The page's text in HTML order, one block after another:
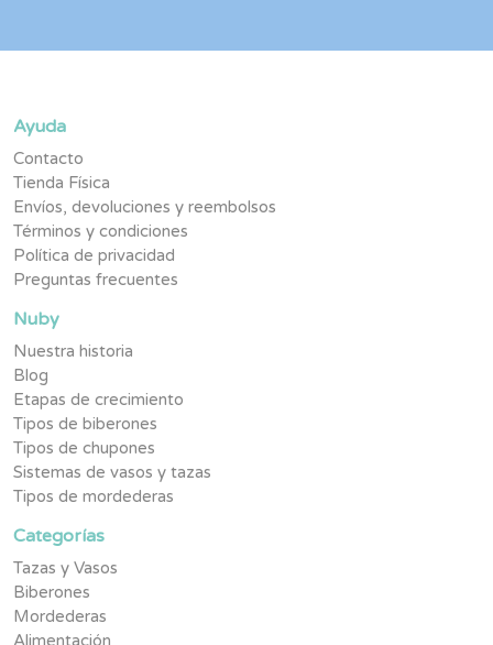
Ayuda
Contacto
Tienda Física
Envíos, devoluciones y reembolsos
Términos y condiciones
Política de privacidad
Preguntas frecuentes
Nuby
Nuestra historia
Blog
Etapas de crecimiento
Tipos de biberones
Tipos de chupones
Sistemas de vasos y tazas
Tipos de mordederas
Categorías
Tazas y Vasos
Biberones
Mordederas